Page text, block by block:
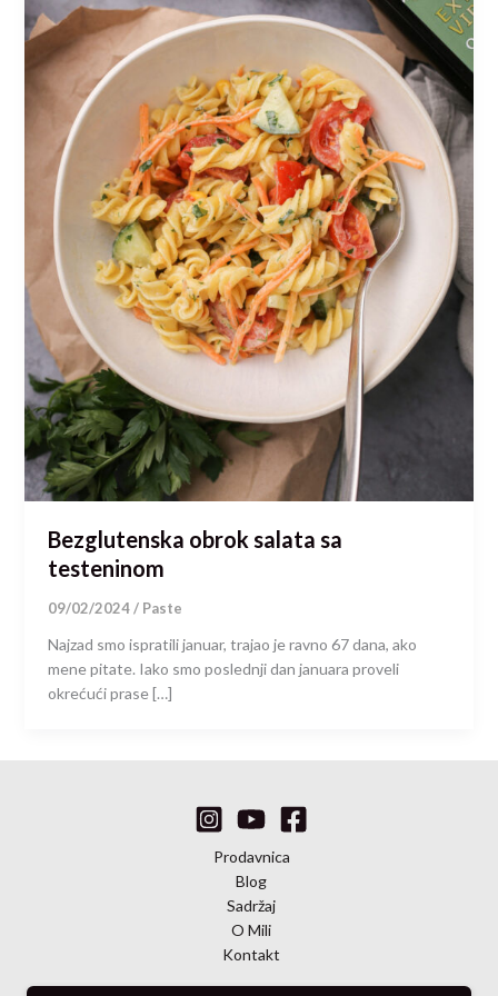
Bezglutenska obrok salata sa
testeninom
09/02/2024/ Paste
Najzad smo ispratili januar, trajao je ravno 67 dana, ako
mene pitate. Iako smo poslednji dan januara proveli
okrećući prase […]
Prodavnica
Blog
Sadržaj
O Mili
Kontakt